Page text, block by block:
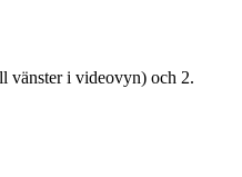
vänster i videovyn) och 2.